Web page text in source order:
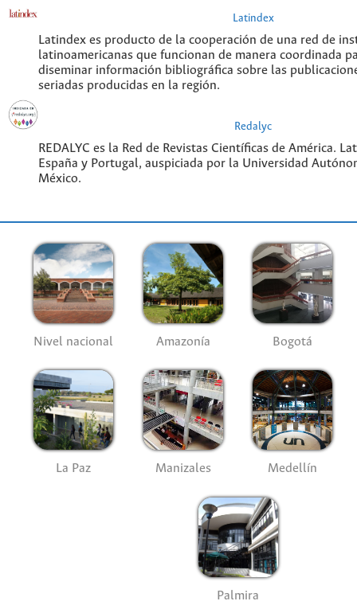
Latindex
Latindex es producto de la cooperación de una red de
latinoamericanas que funcionan de manera coordinada
diseminar información bibliográfica sobre las
seriadas producidas en la región.
Redalyc
REDALYC es la Red de Revistas Científicas de América.
España y Portugal, auspiciada por la Universidad
México.
Nivel nacional Amazonía Bogotá
La Paz Manizales Medellín
Palmira